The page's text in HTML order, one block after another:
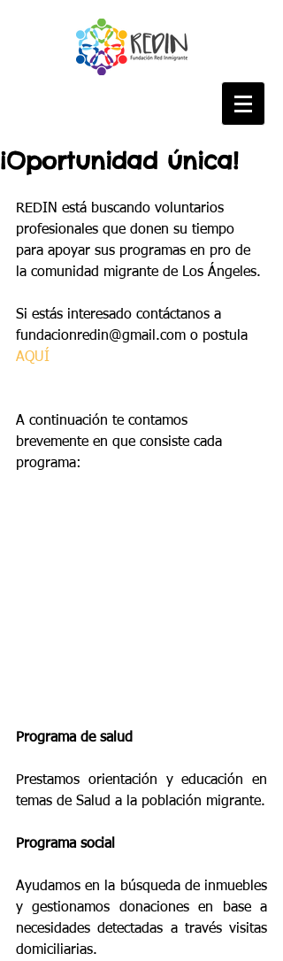
¡Oportunidad única!
REDIN está buscando voluntarios
profesionales que donen su tiempo
para apoyar sus programas en pro de
la comunidad migrante de Los Ángeles.
Si estás interesado contáctanos a
fundacionredin@gmail.com o postula
AQUÍ
A continuación te contamos
brevemente en que consiste cada
programa:
Programa de salud
Prestamos orientación y educación en
temas de Salud a la población migrante.
Programa social
Ayudamos en la búsqueda de inmuebles
y gestionamos donaciones en base a
necesidades detectadas a través visitas
domiciliarias.